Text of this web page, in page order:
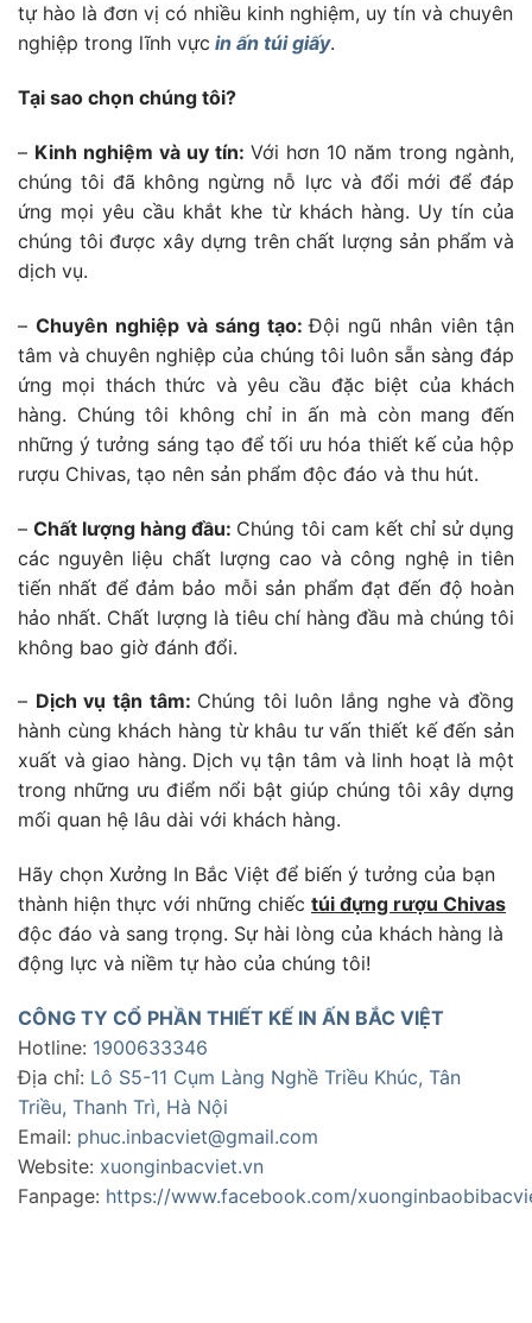
tự hào là đơn vị có nhiều kinh nghiệm, uy tín và chuyên
nghiệp trong lĩnh vực in ấn túi giấy.
Tại sao chọn chúng tôi?
– Kinh nghiệm và uy tín: Với hơn 10 năm trong ngành,
chúng tôi đã không ngừng nỗ lực và đổi mới để đáp
ứng mọi yêu cầu khắt khe từ khách hàng. Uy tín của
chúng tôi được xây dựng trên chất lượng sản phẩm và
dịch vụ.
– Chuyên nghiệp và sáng tạo:Đội ngũ nhân viên tận
tâm và chuyên nghiệp của chúng tôi luôn sẵn sàng đáp
ứng mọi thách thức và yêu cầu đặc biệt của khách
hàng. Chúng tôi không chỉ in ấn mà còn mang đến
những ý tưởng sáng tạo để tối ưu hóa thiết kế của hộp
rượu Chivas, tạo nên sản phẩm độc đáo và thu hút.
–Chất lượng hàng đầu: Chúng tôi cam kết chỉ sử dụng
các nguyên liệu chất lượng cao và công nghệ in tiên
tiến nhất để đảm bảo mỗi sản phẩm đạt đến độ hoàn
hảo nhất. Chất lượng là tiêu chí hàng đầu mà chúng tôi
không bao giờ đánh đổi.
– Dịch vụ tận tâm: Chúng tôi luôn lắng nghe và đồng
hành cùng khách hàng từ khâu tư vấn thiết kế đến sản
xuất và giao hàng. Dịch vụ tận tâm và linh hoạt là một
trong những ưu điểm nổi bật giúp chúng tôi xây dựng
mối quan hệ lâu dài với khách hàng.
Hãy chọn Xưởng In Bắc Việt để biến ý tưởng của bạn
thành hiện thực với những chiếc túi đựng rượu Chivas
độc đáo và sang trọng. Sự hài lòng của khách hàng là
động lực và niềm tự hào của chúng tôi!
CÔNG TY CỔ PHẦN THIẾT KẾ IN ẤN BẮC VIỆT
Hotline: 1900633346
Địa chỉ: Lô S5-11 Cụm Làng Nghề Triều Khúc, Tân
Triều, Thanh Trì, Hà Nội
Email: phuc.inbacviet@gmail.com
Website: xuonginbacviet.vn
Fanpage: https://www.facebook.com/